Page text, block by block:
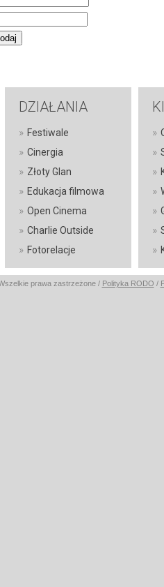
DZIAŁANIA
» Festiwale
» Cinergia
» Złoty Glan
» Edukacja filmowa
» Open Cinema
» Charlie Outside
» Fotorelacje
»
»
»
»
»
»
»
prawa zastrzeżone / Polityka RODO /